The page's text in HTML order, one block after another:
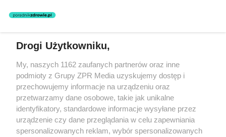
Drogi Użytkowniku,
My, naszych 1162 zaufanych partnerów oraz inne
podmioty z Grupy ZPR Media uzyskujemy dostęp i
przechowujemy informacje na urządzeniu oraz
przetwarzamy dane osobowe, takie jak unikalne
identyfikatory, standardowe informacje wysyłane przez
urządzenie czy dane przeglądania w celu zapewniania
spersonalizowanych reklam, wybór spersonalizowanych